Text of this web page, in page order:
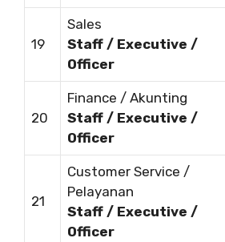
19
Sales
Staff / Executive /
Officer
20
Finance / Akunting
Staff / Executive /
Officer
21
Customer Service /
Pelayanan
Staff / Executive /
Officer